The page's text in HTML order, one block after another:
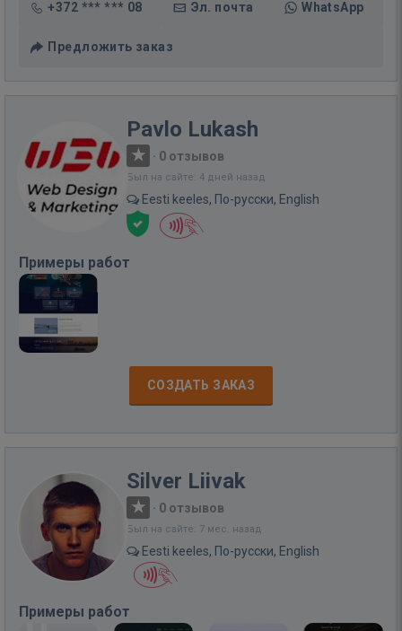
+372 *** *** 08 Эл. почта WhatsApp
Предложить заказ
Pavlo Lukash
· 0 отзывов
Был на сайте: 4 дней назад
Eesti keeles, По-русски, English
Примеры работ
СОЗДАТЬ ЗАКАЗ
Silver Liivak
· 0 отзывов
Был на сайте: 7 мес. назад
Eesti keeles, По-русски, English
Примеры работ